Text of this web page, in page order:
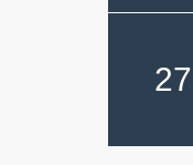
27